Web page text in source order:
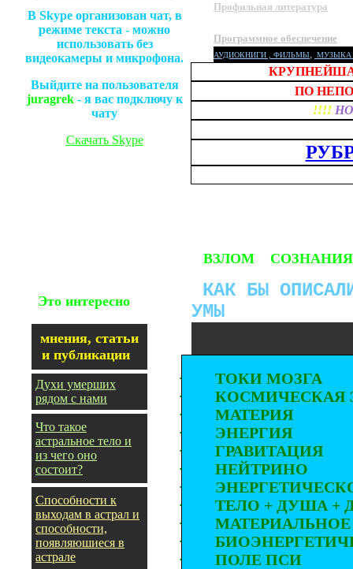
В Skypeорганизован чат, в
режиме текста - можно
использовать без
видеокамеры и микрофона.
Выйдите на пользователя
juragrek- я вас подключу к
чату
Скачать Skype
Профильная литература
Программное обеспечение
АУДИОКНИГИ , ФИЛЬМЫ, МУЗЫКА
ПО
!!!!
ВЗЛОМ
Это интересно
мнения, статьи
и публикации
Духи умерших
рядом с нами
Что такое
астральное тело и
из чего оно
состоит?
Способности к
выходам в астрал и
способности,
появляюшиеся в
астрале
КАК БЫ
УМЫ
·
ТОКИ МОЗГА
·
КОСМИЧЕСКАЯ
·
МАТЕРИЯ
·
ЭНЕРГИЯ
·
ГРАВИТАЦИЯ
·
НЕЙТРИНО
·
·
ТЕЛО + ДУША +
·
·
·
ПОЛЕ ПСИ